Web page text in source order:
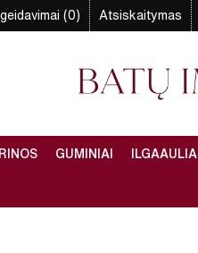
(0) Atsiskaitymas
GUMINIAI ILGAAULIAI